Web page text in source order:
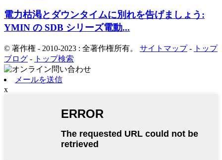
電力枯渇とダウンタイムに別れを告げましょう:
YMIN の SDB シリーズ電動...
© 著作権 - 2010-2023 : 全著作権所有。 サイトマップ- トップ
ブログ - トップ検索
メールを送信
x